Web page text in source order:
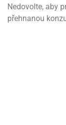
Nedovolte, aby
přehnanou